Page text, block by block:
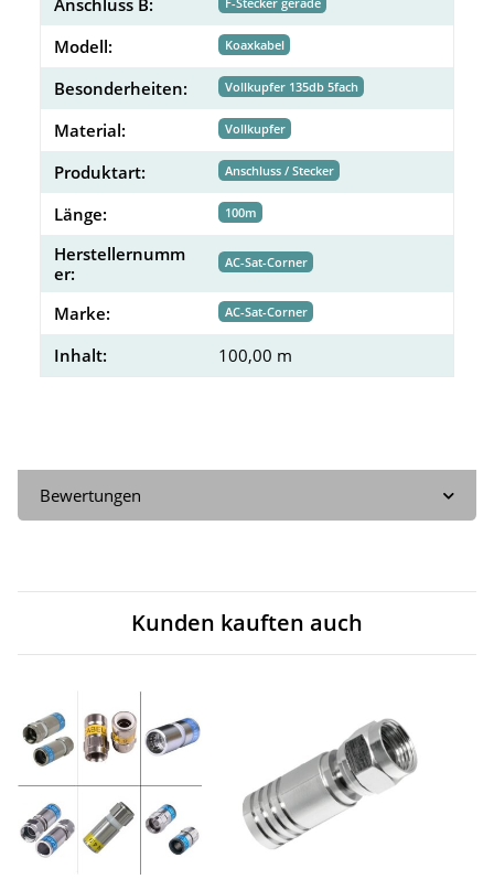
Anschluss B:
Modell: Koaxkabel
Besonderheiten: Vollkupfer 135db 5fach
Material: Vollkupfer
Produktart: Anschluss / Stecker
Länge: 100m
Herstellernumm
er:
AC-Sat-Corner
Marke: AC-Sat-Corner
Inhalt: 100,00 m
Bewertungen
Kunden kauften auch